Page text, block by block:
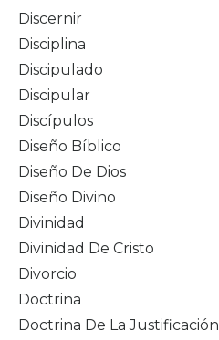
Discernir
Disciplina
Discipulado
Discipular
Discípulos
Diseño Bíblico
Diseño De Dios
Diseño Divino
Divinidad
Divinidad De Cristo
Divorcio
Doctrina
Doctrina De La Justificación